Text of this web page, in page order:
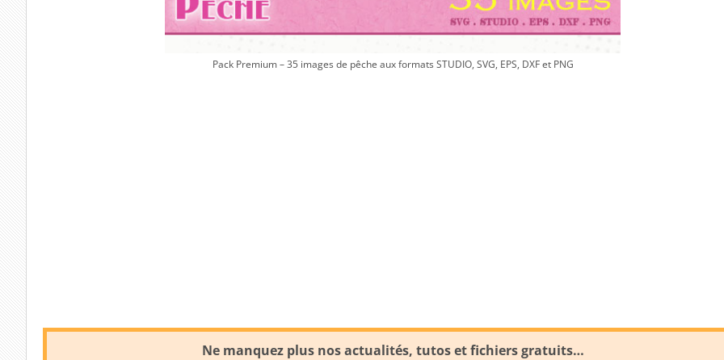
Pack Premium – 35 images de pêche aux formats STUDIO, SVG, EPS, DXF et PNG
Ne manquez plus nos actualités, tutos et fichiers gratuits…